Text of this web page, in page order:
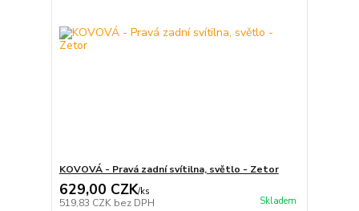
KOVOVÁ - Pravá zadní svítilna, světlo - Zetor
629,00 CZK/ks
519,83 CZK bez DPH Skladem